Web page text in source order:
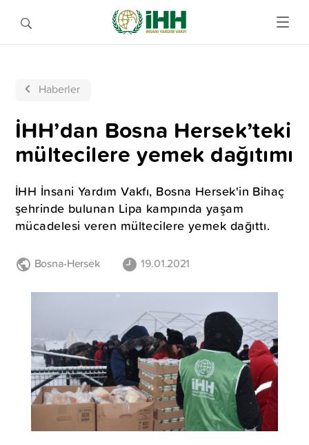
Haberler
İHH’dan Bosna Hersek’teki
mültecilere yemek dağıtımı
İHH İnsani Yardım Vakfı, Bosna Hersek'in Bihaç
şehrinde bulunan Lipa kampında yaşam
mücadelesi veren mültecilere yemek dağıttı.
Bosna-Hersek 19.01.2021